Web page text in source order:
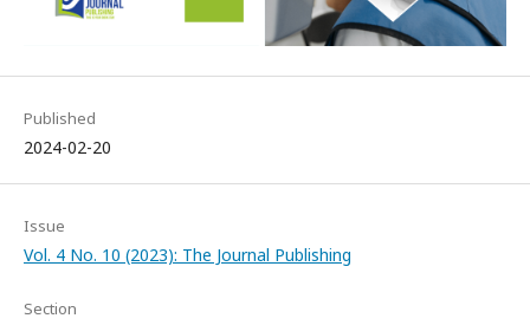
Published
2024-02-20
Issue
Vol. 4 No. 10 (2023): The Journal Publishing
Section